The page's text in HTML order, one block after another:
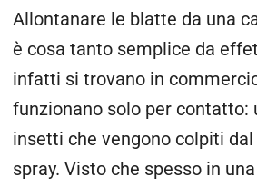
Allontanare le blatte da una
è cosa tanto semplice da
infatti si trovano in
funzionano solo per contatto:
insetti che vengono colpiti
spray. Visto che spesso in